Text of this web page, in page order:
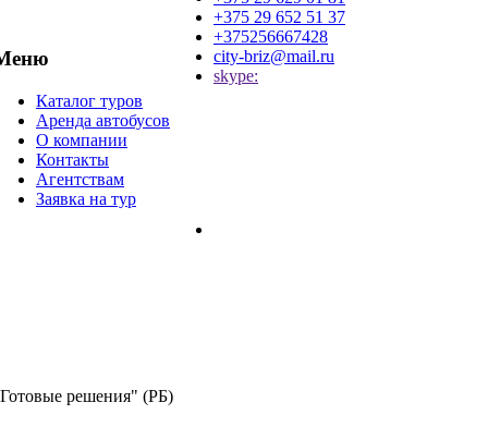
Каталог туров
Аренда автобусов
О компании
Контакты
Агентствам
Заявка на тур
+375 29 652 51 37
+375256667428
city-briz@mail.ru
skype:
решения" (РБ)